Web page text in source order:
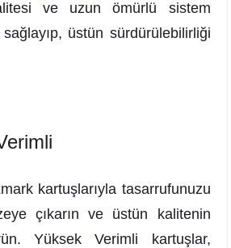
ve uzun ömürlü sistem
üstün sürdürülebilirliği
kartuşlarıyla tasarrufunuzu
çıkarın ve üstün kalitenin
Yüksek Verimli kartuşlar,